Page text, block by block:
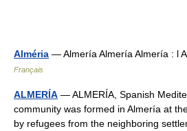
Alméria — Almería Almería Almería : l
Français
ALMERÍA — ALMERÍA, Spanish
community was formed in Almería at
by refugees from the neighboring